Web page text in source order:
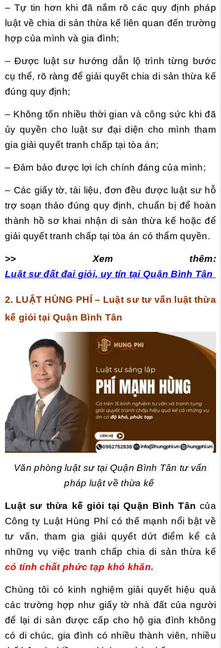
– Tự tin hơn khi đã nắm rõ các quy định pháp
luật về chia di sản thừa kế liên quan đến trường
hợp của mình và gia đình;
– Được luật sư hướng dẫn lộ trình từng bước
cụ thể, rõ ràng để giải quyết chia di sản thừa kế
đúng quy định;
– Không tốn nhiều thời gian và công sức khi đã
ủy quyền cho luật sư đại diện cho mình tham
gia giải quyết tranh chấp tại tòa án;
– Đảm bảo được lợi ích chính đáng của mình;
– Các giấy tờ, tài liệu, đơn đều được luật sư hỗ
trợ soạn thảo đúng quy định, chuẩn bị để hoàn
thành hồ sơ khai nhận di sản thừa kế hoặc để
giải quyết tranh chấp tại tòa án có thẩm quyền.
>> Xem thêm:
Luật sư đất đai giỏi, uy tín tại Quận Bình Tân
2. LUẬT HÙNG PHÍ – Luật sư tư vấn luật thừa
kế giỏi tại Quận Bình Tân
Văn phòng luật sư tại Quận Bình Tân tư vấn
pháp luật về thừa kế
Luật sư thừa kế giỏi tại Quận Bình Tân của
Công ty Luật Hùng Phí có thế mạnh nổi bật về
tư vấn, tham gia giải quyết dứt điểm kể cả
những vụ việc tranh chấp chia di sản thừa kế
có tính chất phức tạp khó khăn.
Chúng tôi có kinh nghiệm giải quyết hiệu quả
các trường hợp như giấy tờ nhà đất của người
để lại di sản được cấp cho hộ gia đình không
có di chúc, gia đình có nhiều thành viên, nhiều